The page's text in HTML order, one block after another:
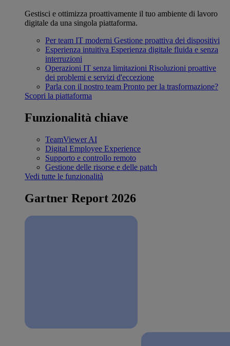
Gestisci e ottimizza proattivamente il tuo ambiente di lavoro
digitale da una singola piattaforma.
Per team IT moderni Gestione proattiva dei dispositivi
Esperienza intuitiva Esperienza digitale fluida e senza
interruzioni
Operazioni IT senza limitazioni Risoluzioni proattive
dei problemi e servizi d'eccezione
Parla con il nostro team Pronto per la trasformazione?
Scopri la piattaforma
Funzionalità chiave
TeamViewer AI
Digital Employee Experience
Supporto e controllo remoto
Gestione delle risorse e delle patch
Vedi tutte le funzionalità
Gartner Report 2026